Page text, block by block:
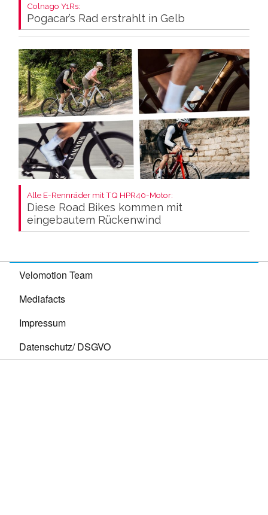
Colnago Y1Rs:
Pogacar’s Rad erstrahlt in Gelb
Alle E-Rennräder mit TQ HPR40-Motor:
Diese Road Bikes kommen mit
eingebautem Rückenwind
Velomotion Team
Mediafacts
Impressum
Datenschutz/ DSGVO